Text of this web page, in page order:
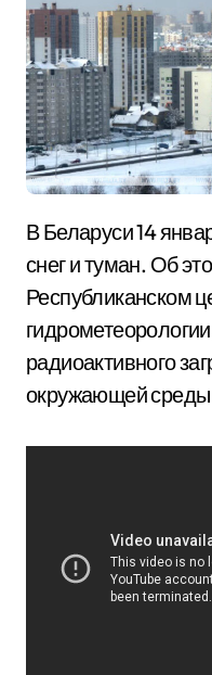
В Беларуси 14 января ожидаются небольшой
снег и туман. Об
Республиканском
радиоактивного
окружающей